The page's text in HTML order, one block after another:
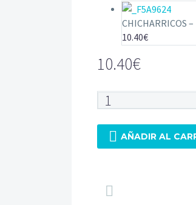
CHICHARRICOS –
10.40€
10.40€
PANCHITOS
–
BOLSA
CAJA
 AÑADIR AL
